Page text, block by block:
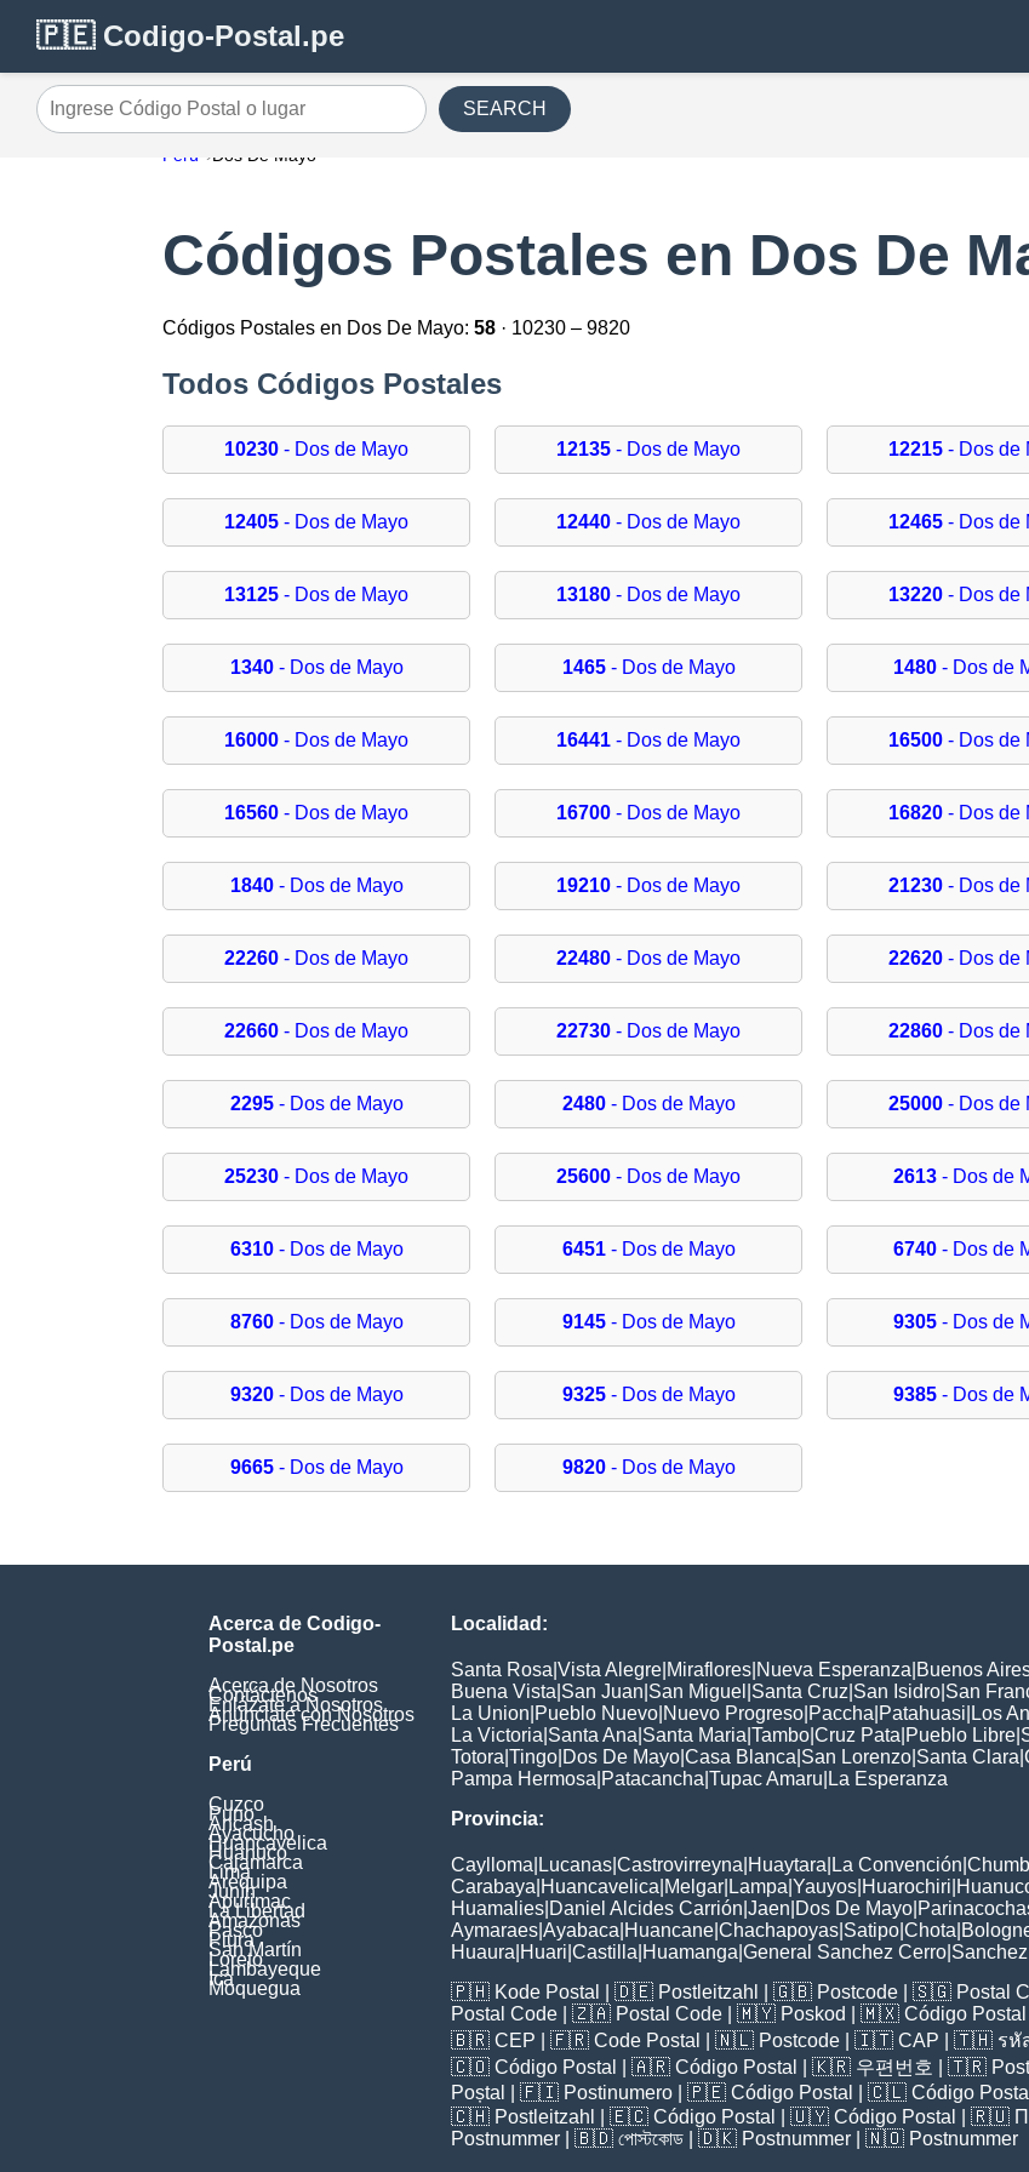
🇵🇪 Codigo-Postal.pe
Ingrese Código Postal o lugar SEARCH
Perú Dos De Mayo
Códigos Postales en Dos De
Códigos Postales en Dos De Mayo:58 · 10230 – 9820
Todos Códigos Postales
10230 - Dos de Mayo 12135 - Dos de Mayo 12215- Dos de
12405 - Dos de Mayo 12440 - Dos de Mayo 12465- Dos de
13125 - Dos de Mayo 13180 - Dos de Mayo 13220- Dos de
1340- Dos de Mayo 1465- Dos de Mayo 1480 - Dos de
16000 - Dos de Mayo 16441 - Dos de Mayo 16500- Dos de
16560 - Dos de Mayo 16700 - Dos de Mayo 16820- Dos de
1840- Dos de Mayo 19210 - Dos de Mayo 21230- Dos de
22260 - Dos de Mayo 22480 - Dos de Mayo 22620- Dos de
22660 - Dos de Mayo 22730 - Dos de Mayo 22860- Dos de
2295- Dos de Mayo 2480- Dos de Mayo 25000- Dos de
25230 - Dos de Mayo 25600 - Dos de Mayo 2613 - Dos de
6310- Dos de Mayo 6451- Dos de Mayo 6740 - Dos de
8760- Dos de Mayo 9145- Dos de Mayo 9305 - Dos de
9320- Dos de Mayo 9325- Dos de Mayo 9385 - Dos de
9665- Dos de Mayo 9820- Dos de Mayo
Acerca de Codigo-
Postal.pe
Acerca de Nosotros
Contáctenos
Enlázate a Nosotros
Anúnciate con Nosotros
Preguntas Frecuentes
Perú
Cuzco
Puno
Ancash
Ayacucho
Huancavelica
Huanuco
Cajamarca
Lima
Arequipa
Junín
Apurimac
La Libertad
Amazonas
Pasco
Piura
San Martín
Loreto
Lambayeque
Ica
Moquegua
Localidad:
Santa Rosa Vista Alegre Miraflores Nueva Esperanza Buenos
Buena Vista San Juan San Miguel Santa Cruz San Isidro San
La Union Pueblo Nuevo Nuevo Progreso Paccha Patahuasi Los
La Victoria Santa Ana Santa Maria Tambo Cruz Pata Pueblo Libre
Totora Tingo Dos De Mayo Casa Blanca San Lorenzo Santa Clara
Pampa Hermosa Patacancha Tupac Amaru La Esperanza
Provincia:
Caylloma Lucanas Castrovirreyna Huaytara La Convención
Carabaya Huancavelica Melgar Lampa Yauyos Huarochiri
Huamalies Daniel Alcides Carrión Jaen Dos De Mayo
Aymaraes Ayabaca Huancane Chachapoyas Satipo Chota
Huaura Huari Castilla Huamanga General Sanchez Cerro
🇵🇭 Kode Postal | 🇩🇪 Postleitzahl | 🇬🇧 Postcode | 🇸🇬 Postal
Postal Code | 🇿🇦 Postal Code | 🇲🇾 Poskod | 🇲🇽 Código Postal
🇧🇷 CEP | 🇫🇷 Code Postal | 🇳🇱 Postcode | 🇮🇹 CAP | 🇹🇭 รหั
🇨🇴 Código Postal | 🇦🇷 Código Postal | 🇰🇷 우편번호 | 🇹🇷
Poștal
| 🇫🇮 Postinumero | 🇵🇪 Código Postal | 🇨🇱 Código Postal
🇨🇭 Postleitzahl | 🇪🇨 Código Postal | 🇺🇾 Código Postal | 🇷🇺
Postnummer | 🇧🇩 পোস্টকোড | 🇩🇰 Postnummer | 🇳🇴 Postnummer